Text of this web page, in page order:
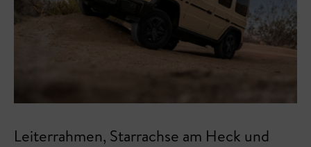
Leiterrahmen, Starrachse am Heck und